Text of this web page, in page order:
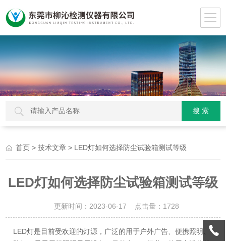
首页 >技术文章 > LED灯如何选择防尘试验箱测试等级
LED灯如何选择防尘试验箱测试等级
更新时间：2023-06-17 点击量： 1728
LED灯是目前受欢迎的灯源，广泛的用于户外广告、便携照明、